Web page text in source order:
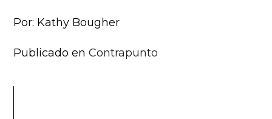
Por: Kathy Bougher
Publicado en Contrapunto